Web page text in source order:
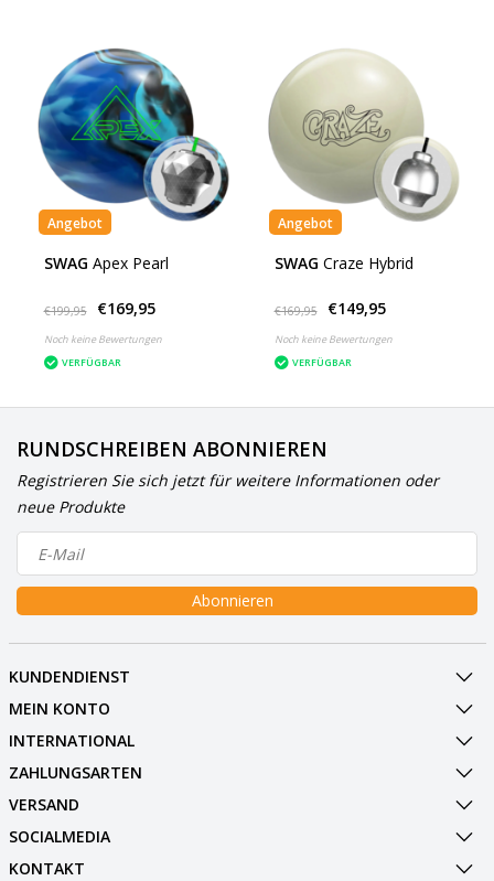
Angebot
SWAG Apex Pearl
€199,95 €169,95
Noch keine Bewertungen
VERFÜGBAR
Angebot
SWAG Craze Hybrid
€169,95 €149,95
Noch keine Bewertungen
VERFÜGBAR
RUNDSCHREIBEN ABONNIEREN
Registrieren Sie sich jetzt für weitere Informationen oder
neue Produkte
Abonnieren
KUNDENDIENST
MEIN KONTO
INTERNATIONAL
ZAHLUNGSARTEN
VERSAND
SOCIALMEDIA
KONTAKT